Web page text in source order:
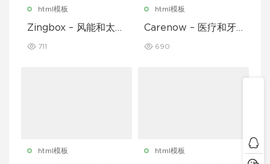
html模板
Zingbox – 风能和太阳
711
html模板
Carenow – 医疗和牙
690
html模板 html模板